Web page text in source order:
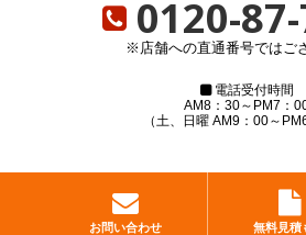
0120-
※店舗への直通番号ではご
電話受付時間
AM8：30～PM7：
（土、日曜 AM9：00～
お問い合わせ 無料見積